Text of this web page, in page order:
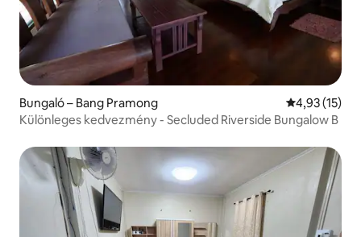
Bungaló – Bang Pramong Átlagos
4,93 (15)
Különleges kedvezmény - Secluded Riverside Bungalow B